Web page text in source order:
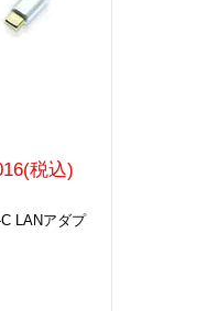
税込)
LANアダプ